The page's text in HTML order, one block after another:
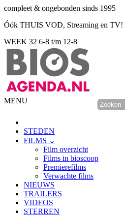
compleet & ongebonden sinds 1995
Óók THUIS VOD, Streaming en TV!
WEEK 32 6-8 t/m 12-8
MENU
STEDEN
FILMS ⌄
Film overzicht
Films in bioscoop
Premierefilms
Verwachte films
NIEUWS
TRAILERS
VIDEOS
STERREN